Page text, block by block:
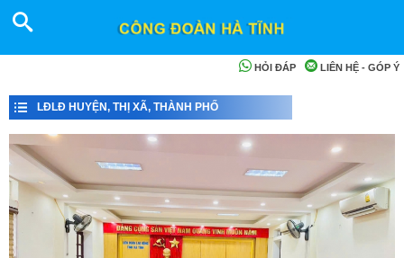
LIÊN HỆ - GÓP Ý
HỎI ĐÁP
LĐLĐ HUYỆN, THỊ XÃ, THÀNH PHỐ